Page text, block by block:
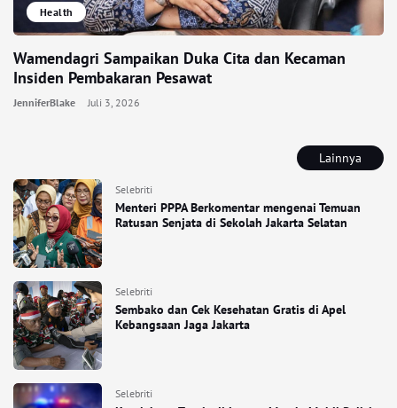
Lainnya
Selebriti
Menteri PPPA Berkomentar mengenai Temuan
Ratusan Senjata di Sekolah Jakarta Selatan
Selebriti
Sembako dan Cek Kesehatan Gratis di Apel
Kebangsaan Jaga Jakarta
Selebriti
Health
Wamendagri Sampaikan Duka Cita dan Kecaman
Insiden Pembakaran Pesawat
JenniferBlake Juli 3, 2026